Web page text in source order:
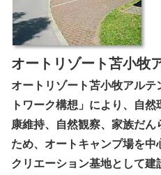
オートリゾート苫小牧
オートリゾート苫小牧アル
トワーク構想」により、自
康維持、自然観察、家族だん
ため、オートキャンプ場を
クリエーション基地として